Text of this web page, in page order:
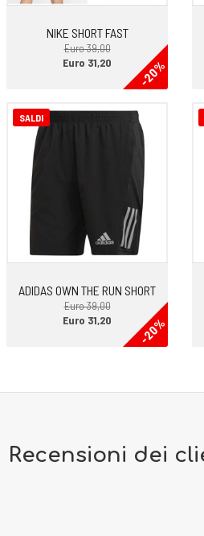
NIKE SHORT FAST
Euro 39,00
-20%
Euro 31,20
SALDI
ADIDAS OWN THE RUN SHORT
Euro 39,00
-20%
Euro 31,20
Recensioni dei